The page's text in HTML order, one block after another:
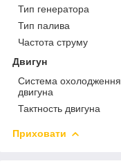
Тип генератора
Тип палива
Частота струму
Двигун
Система охолодження
двигуна
Тактность двигуна
Приховати